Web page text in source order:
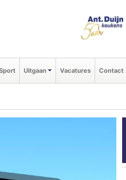
Uitgaan Vacatures Contact